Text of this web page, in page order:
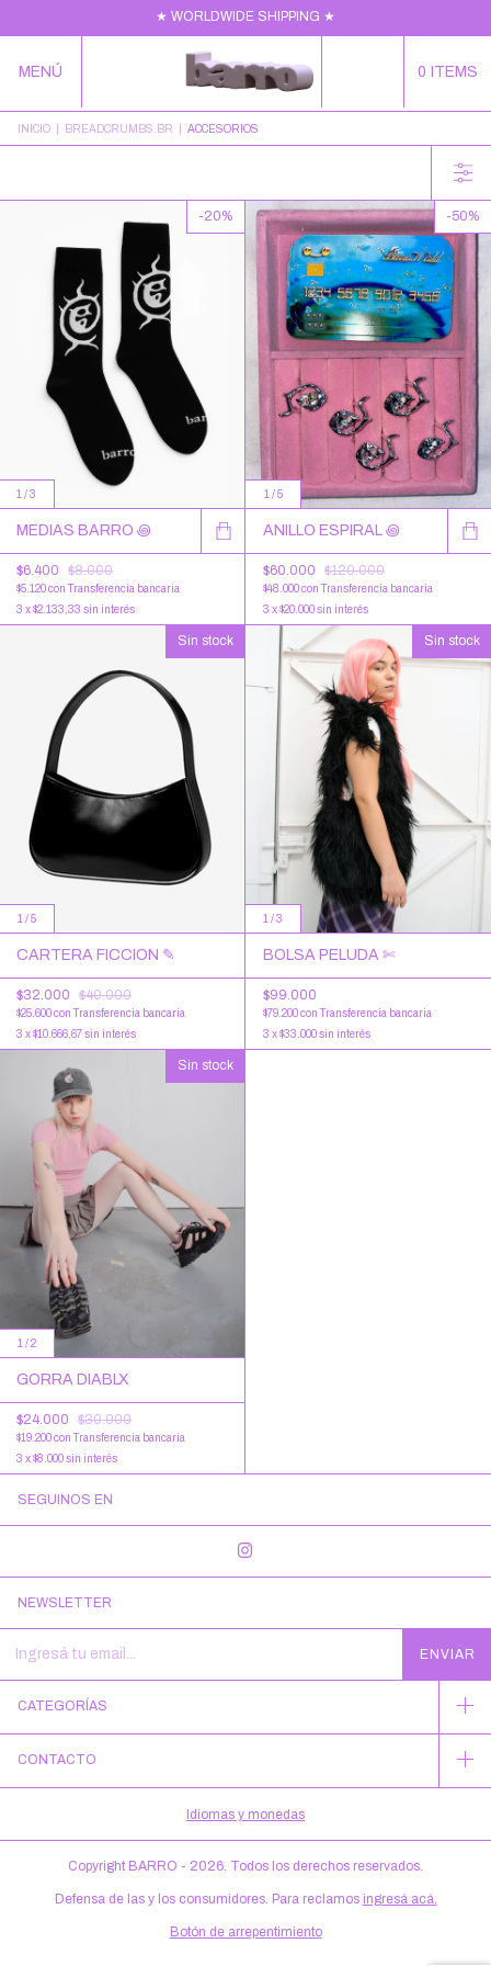
★ WORLDWIDE SHIPPING ★
MENÚ 0 ITEMS
INICIO BREADCRUMBS.BR ACCESORIOS
1 /3
-20%
MEDIAS BARRO ꩜
$6.400 $8.000
$5.120con Transferencia bancaria
3 x$2.133,33 sin interés
1 /5
-50%
ANILLO ESPIRAL ꩜
$60.000 $120.000
$48.000con Transferencia bancaria
3 x$20.000sin interés
1 /5
Sin stock
CARTERA FICCION ✎
$32.000 $40.000
$25.600con Transferencia bancaria
3 x$10.666,67sin interés
1 /3
Sin stock
BOLSA PELUDA ✄
$99.000
$79.200con Transferencia bancaria
3 x$33.000sin interés
1 /2
Sin stock
GORRA DIABLX
$24.000 $30.000
$19.200con Transferencia bancaria
3 x$8.000sin interés
SEGUINOS EN
NEWSLETTER
CATEGORÍAS
CONTACTO
Idiomas y monedas
Copyright BARRO - 2026. Todos los derechos reservados.
Defensa de las y los consumidores. Para reclamos ingresá acá.
Botón de arrepentimiento